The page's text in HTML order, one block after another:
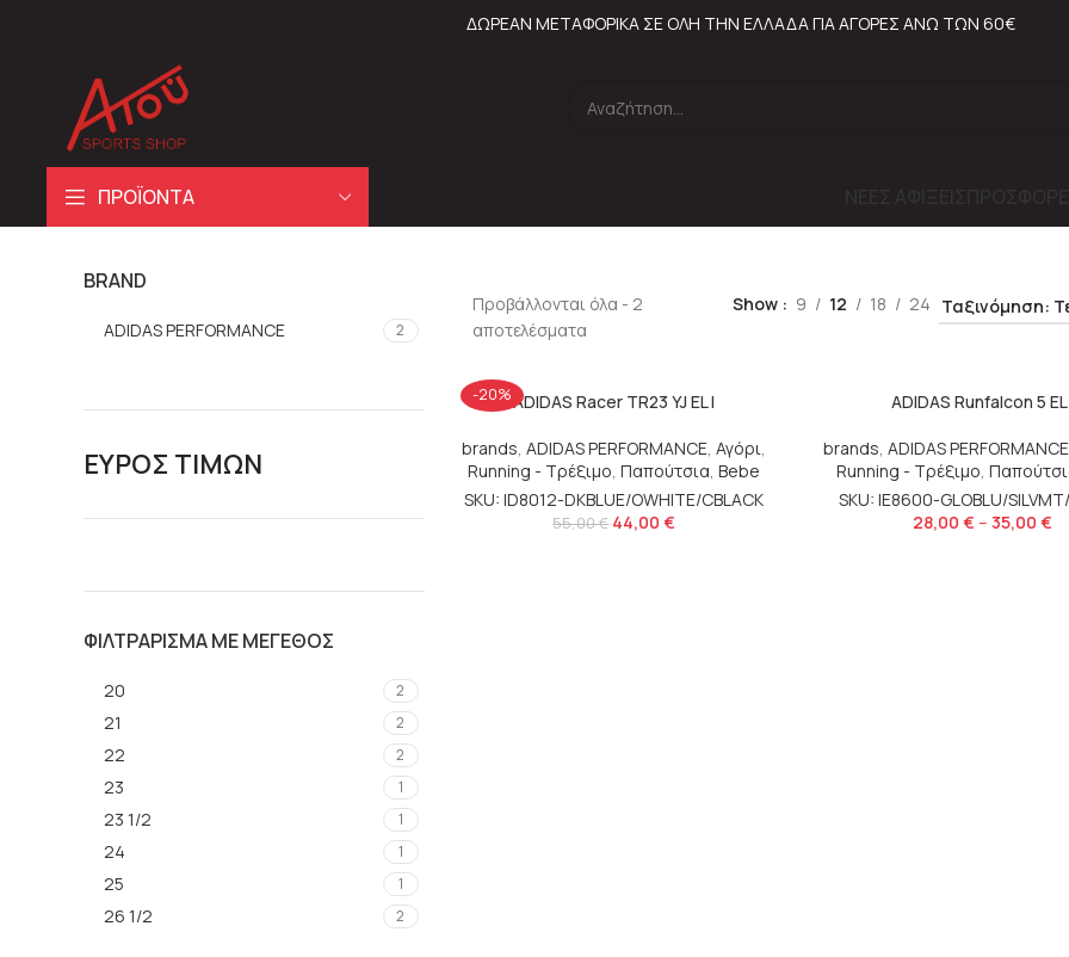
ΔΩΡΕΑΝ ΜΕΤΑΦΟΡΙΚΑ ΣΕ ΟΛΗ ΤΗΝ ΕΛΛΑΔΑ ΓΙΑ ΑΓΟΡΕΣ ΑΝΩ ΤΩΝ 60€
ΠΡΟΪΟΝΤΑ
BRAND
ADIDAS PERFORMANCE 2
ΕΥΡΟΣ ΤΙΜΩΝ
ΦΙΛΤΡΑΡΙΣΜΑ ΜΕ ΜΕΓΕΘΟΣ
20 2
21 2
22 2
23 1
23 1/2 1
24 1
25 1
26 1/2 2
Προβάλλονται όλα - 2
αποτελέσματα
Show 9 12 18 24
ADIDAS Racer TR23 YJ EL I
brands,ADIDAS PERFORMANCE,Αγόρι,
Running - Τρέξιμο,Παπούτσια,Bebe
SKU: ID8012-DKBLUE/OWHITE/CBLACK
55,00€ 44,00 €
-20% ADIDAS Runfalcon 5 EL
brands, ADIDAS PERFORMANCE
Running - Τρέξιμο,
SKU: IE8600-GLOBLU/
28,00 € – 35,00 €